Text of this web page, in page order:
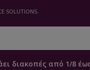
διακοπές από 1/8
SOLUTIONS.